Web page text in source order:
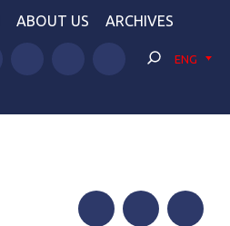
ABOUT US ARCHIVES
ENG